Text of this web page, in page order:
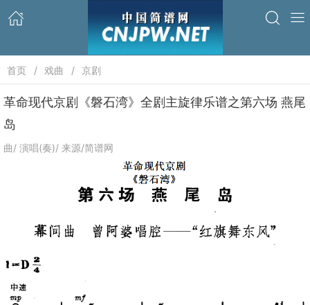
首页 戏曲 京剧
革命现代京剧《磐石湾》全剧主旋律乐谱之第六场 燕尾
岛
曲/ 演唱(奏)/ 来源/简谱网